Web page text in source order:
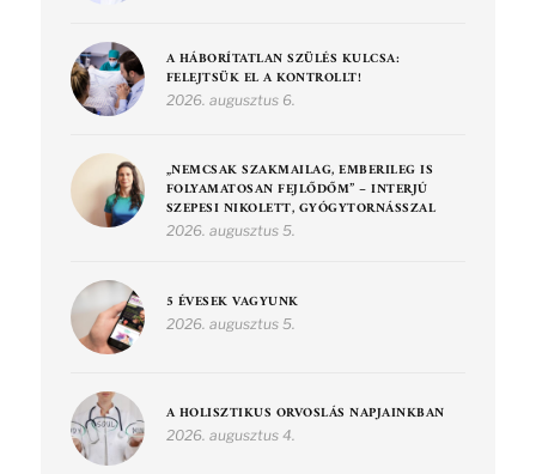
A HÁBORÍTATLAN SZÜLÉS KULCSA:
FELEJTSÜK EL A KONTROLLT!
2026. augusztus 6.
„NEMCSAK SZAKMAILAG, EMBERILEG IS
FOLYAMATOSAN FEJLŐDŐM” – INTERJÚ
SZEPESI NIKOLETT, GYÓGYTORNÁSSZAL
2026. augusztus 5.
5 ÉVESEK VAGYUNK
2026. augusztus 5.
A HOLISZTIKUS ORVOSLÁS NAPJAINKBAN
2026. augusztus 4.